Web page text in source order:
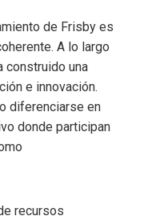
de Frisby es
A lo largo
construido una
e innovación.
diferenciarse en
donde participan
recursos